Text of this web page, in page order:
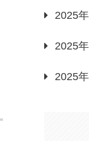
2025
2025
2025